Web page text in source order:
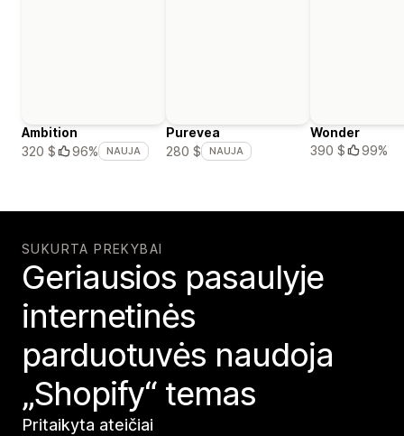
Ambition
320 $
96% NAUJA
Purevea
280 $
NAUJA
Wonder
390 $
99%
SUKURTA PREKYBAI
Geriausios pasaulyje
internetinės
parduotuvės naudoja
„Shopify“ temas
Pritaikyta ateičiai